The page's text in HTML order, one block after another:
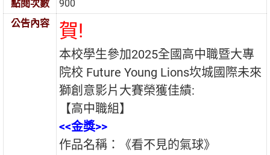
點閱次數
900
公告內容
賀!
本校學生參加2025全國高中職暨大專
院校 Future Young Lions坎城國際未來
獅創意影片大賽榮獲佳績:
【高中職組】
<<金獎>>
作品名稱：《看不見的氣球》